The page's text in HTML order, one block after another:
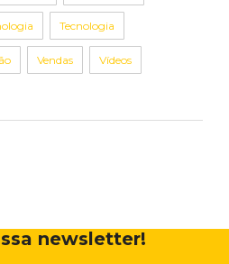
Tecnologia
Vendas Vídeos
newsletter!